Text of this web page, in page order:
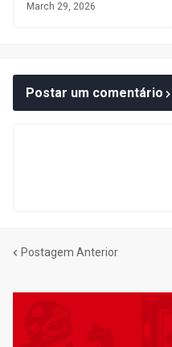
March 29, 2026
Postar um comentário
Postagem Anterior